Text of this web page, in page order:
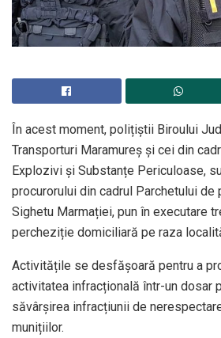
În acest moment, polițiștii Biroului
Transporturi Maramureș și cei din
Explozivi și Substanțe Periculoase,
procurorului din cadrul Parchetului
Sighetu Marmației, pun în executare
percheziție domiciliară pe raza
Activitățile se desfășoară pentru a
activitatea infracțională într-un dosar
săvârșirea infracțiunii de
munițiilor.